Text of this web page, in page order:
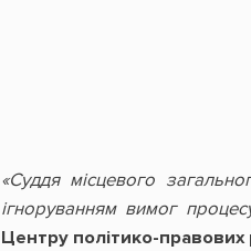
«Суддя місцевого
ігноруванням вимог
Центру політико-